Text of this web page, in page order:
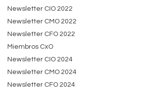
Newsletter CIO 2022
Newsletter CMO 2022
Newsletter CFO 2022
Miembros CxO
Newsletter CIO 2024
Newsletter CMO 2024
Newsletter CFO 2024